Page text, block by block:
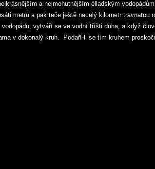
a nejmohutnějším élladským
metrů a pak teče ještě necelý kilometr travnatou
vytváří se ve vodní tříšti duha, a když
v dokonalý kruh. Podaří-li se tím kruhem